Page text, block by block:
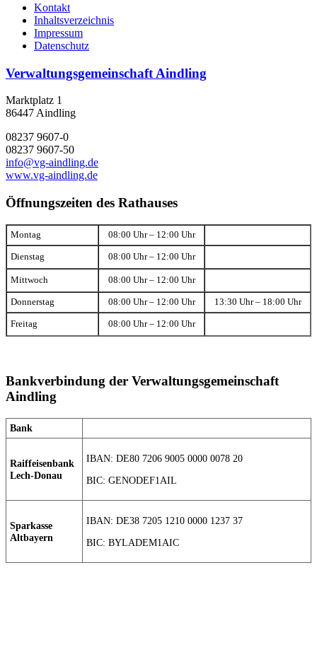
Kontakt
Inhaltsverzeichnis
Impressum
Datenschutz
Verwaltungsgemeinschaft Aindling
Marktplatz 1
86447 Aindling
08237 9607-0
08237 9607-50
info@vg-aindling.de
www.vg-aindling.de
Öffnungszeiten des Rathauses
Montag 08:00 Uhr – 12:00 Uhr
Dienstag 08:00 Uhr – 12:00 Uhr
Mittwoch 08:00 Uhr – 12:00 Uhr
Donnerstag 08:00 Uhr – 12:00 Uhr 13:30 Uhr – 18:00 Uhr
Freitag 08:00 Uhr – 12:00 Uhr
Bankverbindung der Verwaltungsgemeinschaft
Aindling
Bank
Raiffeisenbank
Lech-Donau
IBAN: DE80 7206 9005 0000 0078 20
BIC: GENODEF1AIL
Sparkasse
Altbayern
IBAN: DE38 7205 1210 0000 1237 37
BIC: BYLADEM1AIC